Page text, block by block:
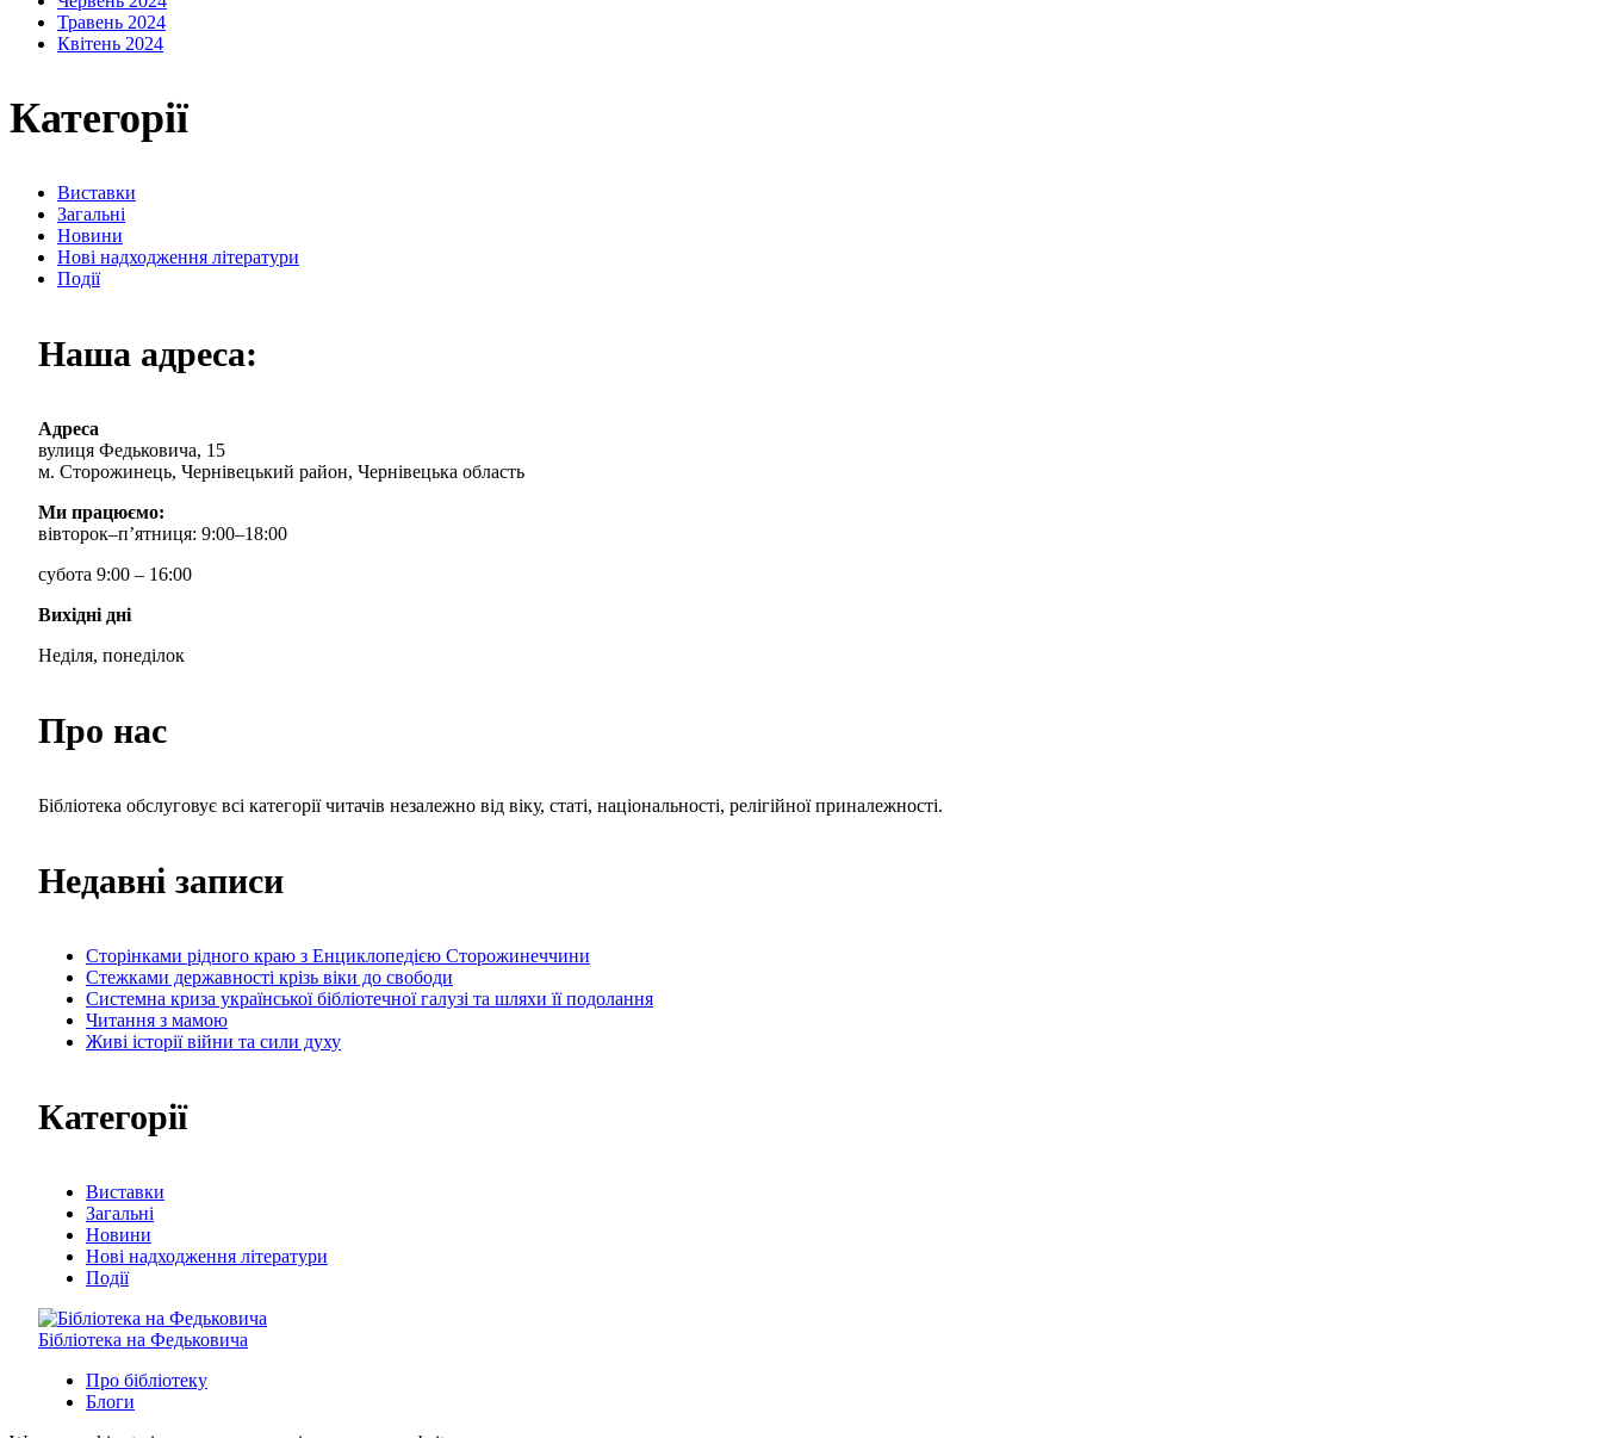
Травень 2024
Квітень 2024
Категорії
Виставки
Загальні
Новини
Нові надходження літератури
Події
Наша адреса:
Адреса
вулиця Федьковича, 15
м. Сторожинець, Чернівецький район, Чернівецька область
Ми працюємо:
вівторок–п’ятниця: 9:00–18:00
субота 9:00 – 16:00
Вихідні дні
Неділя, понеділок
Про нас
Бібліотека обслуговує всі категорії читачів незалежно від віку, статі, національності, релігійної приналежності.
Недавні записи
Сторінками рідного краю з Енциклопедією Сторожинеччини
Стежками державності крізь віки до свободи
Системна криза української бібліотечної галузі та шляхи її подолання
Читання з мамою
Живі історії війни та сили духу
Категорії
Виставки
Загальні
Новини
Нові надходження літератури
Події
Бібліотека на Федьковича
Про бібліотеку
Блоги